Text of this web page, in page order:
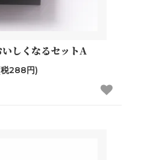
いしくなるセットA
288円)